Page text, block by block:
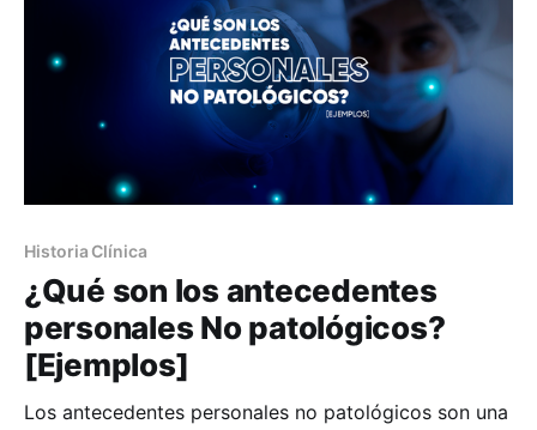
Historia Clínica
¿Qué son los antecedentes
personales No patológicos?
[Ejemplos]
Los antecedentes personales no patológicos son una